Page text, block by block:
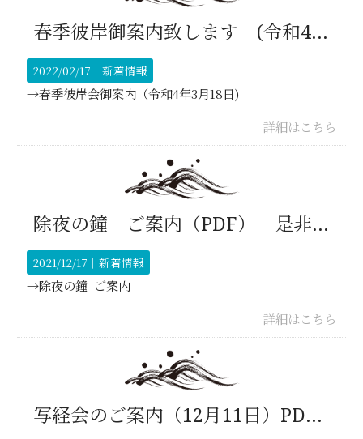
春季彼岸御案内致します (令和4年3月18日) PDF
2022/02/17｜新着情報
→春季彼岸会御案内（令和4年3月18日)
詳細はこちら
除夜の鐘 ご案内（PDF） 是非ご参加ください。温かい飲み物あります。
2021/12/17｜新着情報
→除夜の鐘 ご案内
詳細はこちら
写経会のご案内（12月11日）PDF 是非ご参加ください。